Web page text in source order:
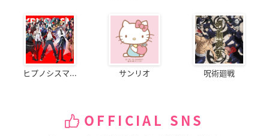
ヒプノシスマ... サンリオ 呪術廻戦
OFFICIAL SNS